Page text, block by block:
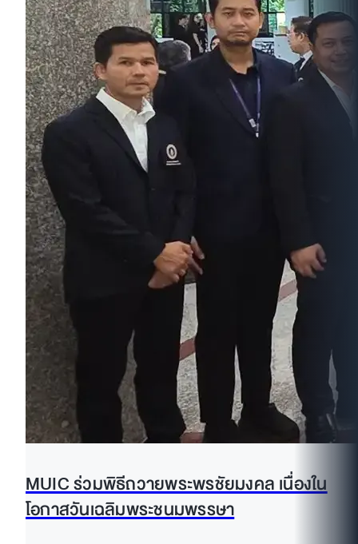
MUIC ร่วมพิธีถวายพระพรชัยมงคล เนื่องใน
โอกาสวันเฉลิมพระชนมพรรษา